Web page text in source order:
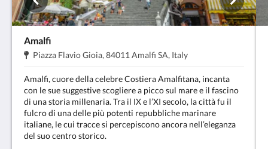
Amalfi
Indirizzo:
Piazza Flavio Gioia, 84011 Amalfi SA, Italy.
Amalfi, cuore della celebre Costiera Amalfitana, incanta
con le sue suggestive scogliere a picco sul mare e il fascino
di una storia millenaria. Tra il IX e l’XI secolo, la città fu il
fulcro di una delle più potenti repubbliche marinare
italiane, le cui tracce si percepiscono ancora nell’eleganza
del suo centro storico.